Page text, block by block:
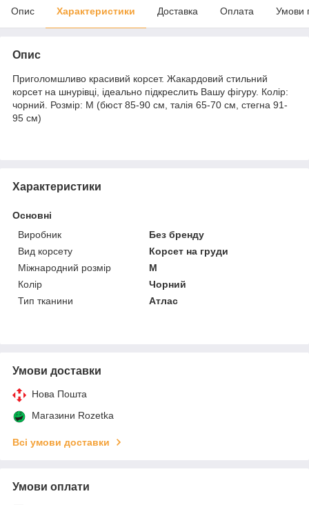
Опис Характеристики Доставка Оплата Умови
Опис
Приголомшливо красивий корсет. Жакардовий стильний
корсет на шнурівці, ідеально підкреслить Вашу фігуру. Колір:
чорний. Розмір: M (бюст 85-90 см, талія 65-70 см, стегна 91-
95 см)
Характеристики
Основні
Виробник
Без бренду
Вид корсету
Корсет на груди
Міжнародний розмір
M
Колір
Чорний
Тип тканини
Атлас
Умови доставки
Нова Пошта
Магазини Rozetka
Всі умови доставки
Умови оплати